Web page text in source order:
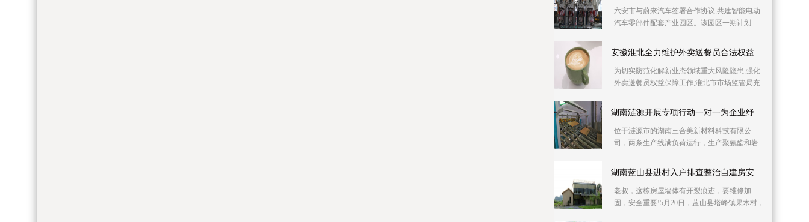
六安市与蔚来汽车签署合作协议,共建智能电动
汽车零部件配套产业园区。该园区一期计划
压铸产能,
安徽淮北全力维护外卖送餐员合法权益
为切实防范化解新业态领域重大风险隐患,强化
外卖送餐员权益保障工作,淮北市市场监管局充
益。淮北
湖南涟源开展专项行动一对一为企业纾
位于涟源市的湖南三合美新材料科技有限公
司，两条生产线满负荷运行，生产聚氨酯和岩
两条生产线，
湖南蓝山县进村入户排查整治自建房安
老叔，这栋房屋墙体有开裂痕迹，要维修加
固，安全重要!5月20日，蓝山县塔峰镇果木村，